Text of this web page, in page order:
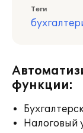
Теги
функции:
Налоговый